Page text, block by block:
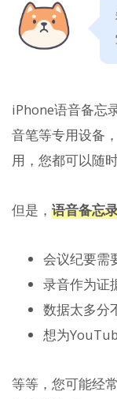
iPhone语音备忘
音笔等专用设备
用，您都可以随
但是， 语音备忘
会议纪要需
录音作为证
数据太多分
想为
等等，您可能经